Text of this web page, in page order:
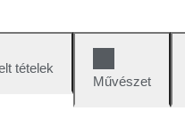
tételek
Művészet